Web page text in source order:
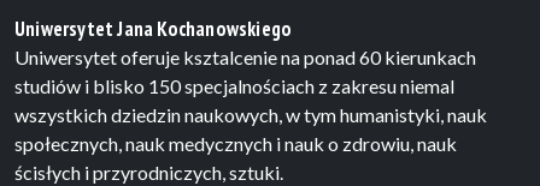
Uniwersytet Jana Kochanowskiego
Uniwersytet oferuje ksztalcenie na ponad 60 kierunkach
studiów i blisko 150 specjalnościach z zakresu niemal
wszystkich dziedzin naukowych, w tym humanistyki, nauk
społecznych, nauk medycznych i nauk o zdrowiu, nauk
ścisłych i przyrodniczych, sztuki.